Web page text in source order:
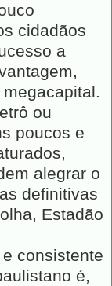
cidadãos
a
ou
poucos e
alegrar o
definitivas
Estadão
consistente
é,